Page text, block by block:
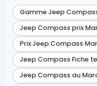
Gamme Jeep
Jeep Compass prix
Prix Jeep Compass
Jeep Compass Fiche
Jeep Compass au